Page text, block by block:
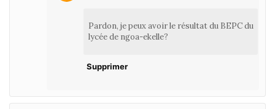
Pardon, je peux avoir le résultat du BEPC du
lycée de ngoa-ekelle?
Supprimer